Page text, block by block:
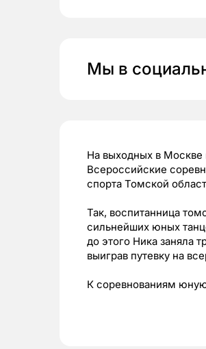
Мы в
На выходных в Москве
Всероссийские
спорта Томской
Так, воспитанница
сильнейших юных
до этого Ника заняла
выиграв путевку на
К соревнованиям